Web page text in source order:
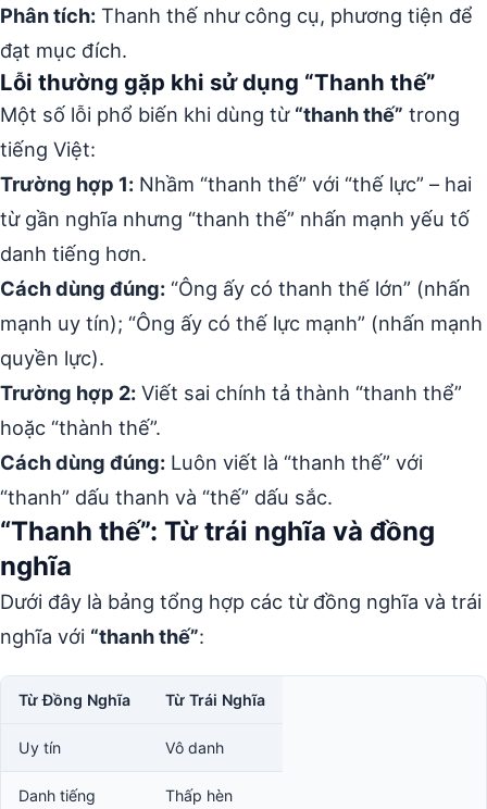
Phân tích: Thanh thế như công cụ, phương tiện để
đạt mục đích.
Lỗi thường gặp khi sử dụng “Thanh thế”
Một số lỗi phổ biến khi dùng từ “thanh thế” trong
tiếng Việt:
Trường hợp 1: Nhầm “thanh thế” với “thế lực” – hai
từ gần nghĩa nhưng “thanh thế” nhấn mạnh yếu tố
danh tiếng hơn.
Cách dùng đúng: “Ông ấy có thanh thế lớn” (nhấn
mạnh uy tín); “Ông ấy có thế lực mạnh” (nhấn mạnh
quyền lực).
Trường hợp 2: Viết sai chính tả thành “thanh thể”
hoặc “thành thế”.
Cách dùng đúng: Luôn viết là “thanh thế” với
“thanh” dấu thanh và “thế” dấu sắc.
“Thanh thế”: Từ trái nghĩa và đồng
nghĩa
Dưới đây là bảng tổng hợp các từ đồng nghĩa và trái
nghĩa với “thanh thế”:
Từ Đồng Nghĩa Từ Trái Nghĩa
Uy tín Vô danh
Danh tiếng Thấp hèn